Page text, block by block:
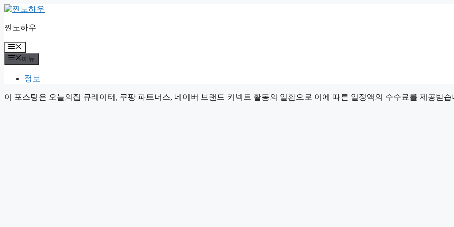
컨
츠
로
건
너
찐노하우
메
뉴
메뉴
정보
이 포스팅은 오늘의집 큐레이터, 쿠팡 파트너스, 네이버 브랜드 커넥트 활동의 일환으로 이에 따른 일정액의 수수료를 제공받습